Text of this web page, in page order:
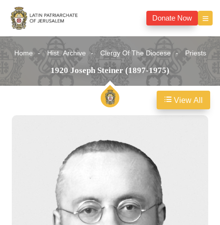
Donate Now
Home Hist. Archive Clergy Of The Diocese Priests
1920 Joseph Steiner (1897-1975)
View All